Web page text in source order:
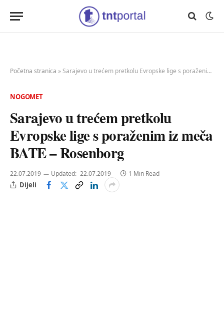
Početna stranica »Sarajevo u trećem pretkolu Evropske lige s poraženim iz meča BATE – Rosenborg
NOGOMET
Sarajevo u trećem pretkolu
Evropske lige s poraženim iz meča
BATE – Rosenborg
22.07.2019 Updated: 22.07.2019 1 Min Read
Dijeli